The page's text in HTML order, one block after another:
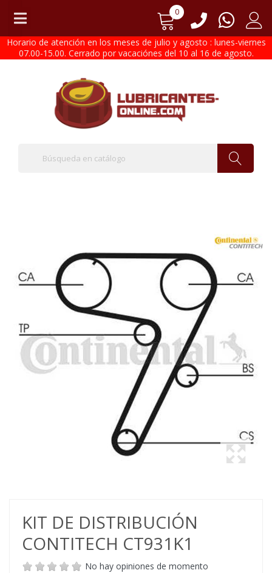
0
Horario de atención en los meses de julio y agosto : lunes-viernes
07.00-15.00. Cerrado por vacaciónes del 10 al 16 de agosto.
KIT DE DISTRIBUCIÓN
CONTITECH CT931K1
No hay opiniones de momento